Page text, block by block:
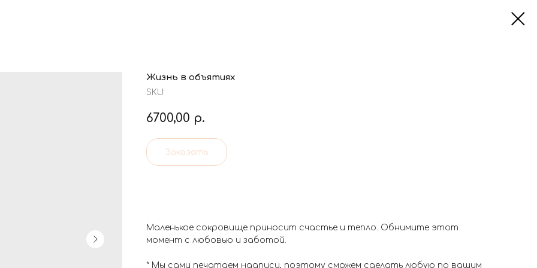
Жизнь в объятиях
SKU:
6700,00 р.
Заказать
Маленькое сокровище приносит счастье и тепло. Обнимите этот
момент с любовью и заботой.
* Мы сами печатаем надписи, поэтому сможем сделать любую по вашим